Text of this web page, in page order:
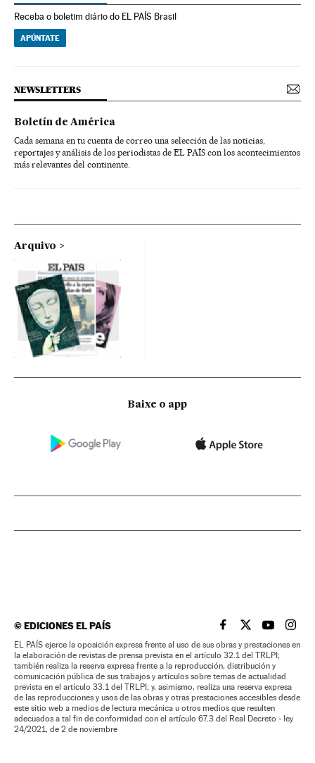
Receba o boletim diário do EL PAÍS Brasil
APÚNTATE
NEWSLETTERS
Boletín de América
Cada semana en tu cuenta de correo una selección de las noticias,
reportajes y análisis de los periodistas de EL PAÍS con los acontecimientos
más relevantes del continente.
Arquivo
Baixe o app
©EDICIONES EL PAÍS EL PAÍS BRASIL EN
EL PAÍSEL PAÍS
EL
EL PAÍS ejerce la oposición expresa frente al uso de sus obras y prestaciones en
la elaboración de revistas de prensa prevista en el artículo 32.1 del TRLPI;
también realiza la reserva expresa frente a la reproducción, distribución y
comunicación pública de sus trabajos y artículos sobre temas de actualidad
prevista en el artículo 33.1 del TRLPI; y, asimismo, realiza una reserva expresa
de las reproducciones y usos de las obras y otras prestaciones accesibles desde
este sitio web a medios de lectura mecánica u otros medios que resulten
adecuados a tal fin de conformidad con el artículo 67.3 del Real Decreto - ley
24/2021, de 2 de noviembre